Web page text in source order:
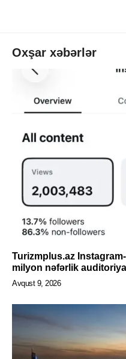
Oxşar xəbərlər
Turizmplus.az
milyon nəfərlik auditoriya
Avqust 9, 2026